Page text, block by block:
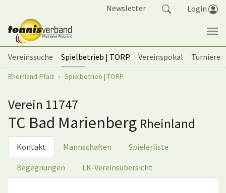
Newsletter Login
Vereinssuche Spielbetrieb | TORP Vereinspokal
Turniere
Sie sind hier:
Rheinland-Pfalz Spielbetrieb | TORP
Verein 11747
TC Bad Marienberg Rheinland
Kontakt Mannschaften Spielerliste
Begegnungen LK-Vereinsübersicht